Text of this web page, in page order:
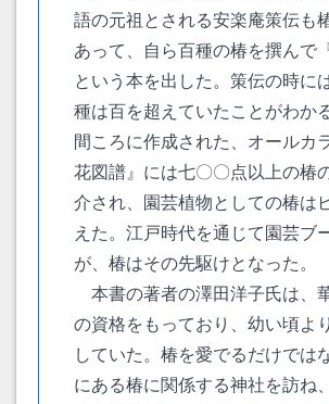
語の元祖とされる安楽庵策伝も
あって、自ら百種の椿を撰んで
という本を出した。策伝の時に
種は百を超えていたことがわか
間ころに作成された、オールカ
花図譜』には七〇〇点以上の椿
介され、園芸植物としての椿は
えた。江戸時代を通じて園芸ブ
が、椿はその先駆けとなった。
本書の著者の澤田洋子氏は、
の資格をもっており、幼い頃よ
していた。椿を愛でるだけでは
にある椿に関係する神社を訪ね